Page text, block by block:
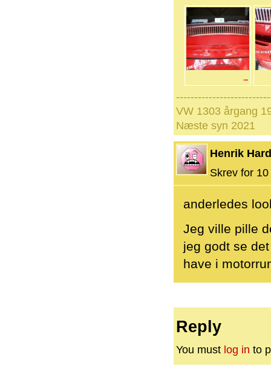
→
VW 1303 årgang
Næste syn 2021
Henrik
Skrev for
anderledes
Jeg ville pille
jeg godt se
have i
Reply
You must log in to